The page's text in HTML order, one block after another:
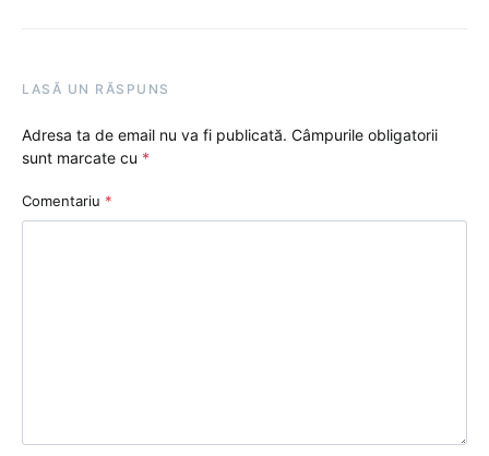
LASĂ UN RĂSPUNS
Adresa ta de email nu va fi publicată. Câmpurile obligatorii
sunt marcate cu *
Comentariu *